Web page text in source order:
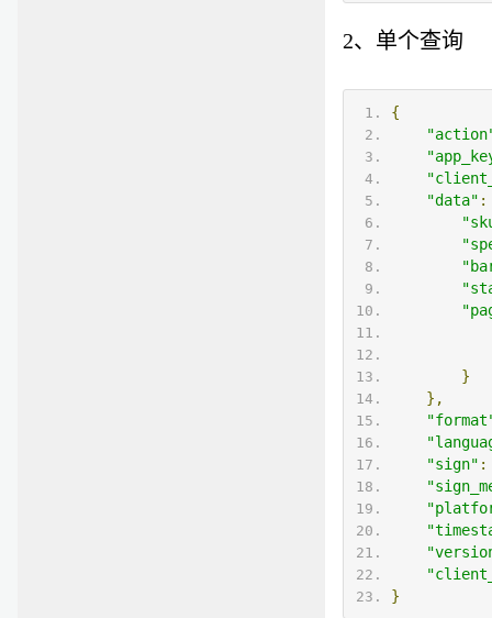
2、单个查询
{
"data" :
}
},
"sign" :
}